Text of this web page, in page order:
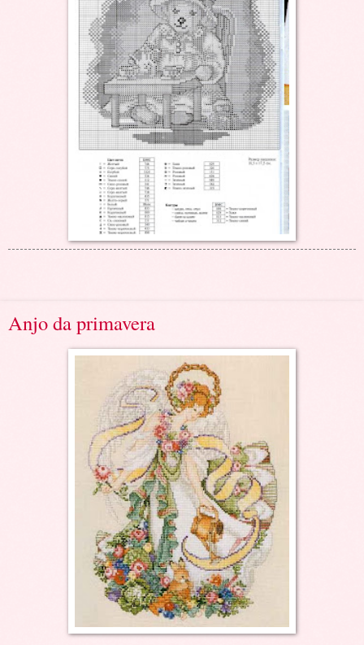
Anjo da primavera